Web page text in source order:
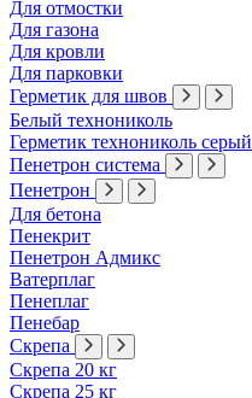
Для отмостки
Для газона
Для кровли
Для парковки
Герметик для швов
Белый технониколь
Герметик технониколь серый
Пенетрон система
Пенетрон
Для бетона
Пенекрит
Пенетрон Адмикс
Ватерплаг
Пенеплаг
Пенебар
Скрепа
Скрепа 20 кг
Скрепа 25 кг